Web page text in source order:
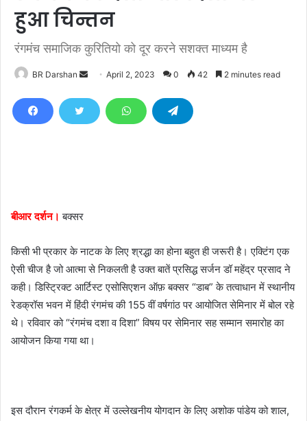
हुआ चिन्तन
रंगमंच समाजिक कुरितियो को दूर करने सशक्त माध्यम है
BR Darshan
d
April 2, 2023 0 42 2 minutes read
बीआर दर्शन। बक्सर
किसी भी प्रकार के नाटक के लिए श्रद्धा का होना बहुत ही जरूरी है। एक्टिंग एक
ऐसी चीज है जो आत्मा से निकलती है उक्त बातें प्रसिद्ध सर्जन डॉ महेंद्र प्रसाद ने
कही। डिस्ट्रिक्ट आर्टिस्ट एसोसिएशन ऑफ़ बक्सर “डाब” के तत्वाधान में स्थानीय
रेडक्रॉस भवन में हिंदी रंगमंच की 155 वीं वर्षगांठ पर आयोजित सेमिनार में बोल रहे
थे। रविवार को “रंगमंच दशा व दिशा” विषय पर सेमिनार सह सम्मान समारोह का
आयोजन किया गया था।
इस दौरान रंगकर्म के क्षेत्र में उल्लेखनीय योगदान के लिए अशोक पांडेय को शाल,